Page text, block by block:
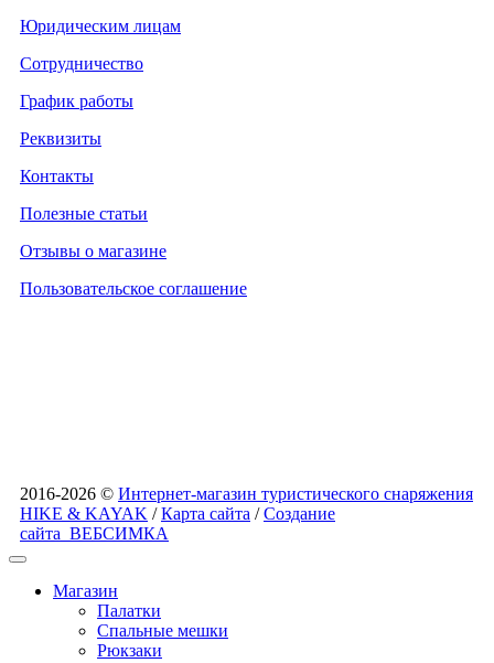
Юридическим лицам
Сотрудничество
График работы
Реквизиты
Контакты
Полезные статьи
Отзывы о магазине
Пользовательское соглашение
2016-2026 © Интернет-магазин туристического снаряжения
HIKE & KAYAK /Карта сайта /Создание
сайта ВЕБСИМКА
Магазин
Палатки
Спальные мешки
Рюкзаки